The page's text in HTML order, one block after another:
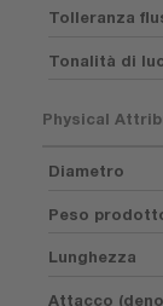
Tolleranza
Tonalità di
Physical
Diametro
Peso
Lunghezza
Attacco